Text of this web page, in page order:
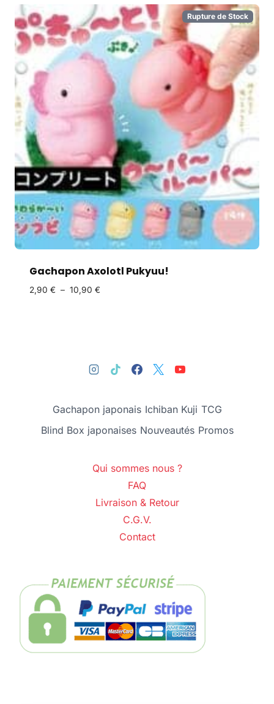
Rupture de Stock
Gachapon Axolotl Pukyuu!
2,90 € – 10,90 €
Gachapon japonais Ichiban Kuji TCG
Blind Box japonaises Nouveautés Promos
Qui sommes nous ?
FAQ
Livraison & Retour
C.G.V.
Contact